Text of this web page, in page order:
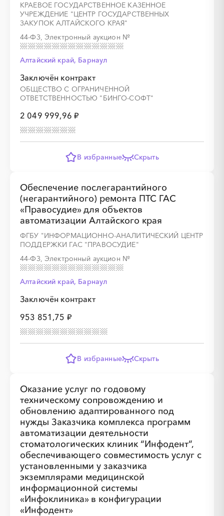
КРАЕВОЕ ГОСУДАРСТВЕННОЕ КАЗЕННОЕ
УЧРЕЖДЕНИЕ "ЦЕНТР ГОСУДАРСТВЕННЫХ
ЗАКУПОК АЛТАЙСКОГО КРАЯ"
44-ФЗ, Электронный аукцион №
Алтайский край, Барнаул
Заключён контракт
ОБЩЕСТВО С ОГРАНИЧЕННОЙ
ОТВЕТСТВЕННОСТЬЮ "БИНГО-СОФТ"
2 049 999,96 ₽
В избранные Скрыть
Обеспечение послегарантийного
(негарантийного) ремонта ПТС ГАС
«Правосудие» для объектов
автоматизации Алтайского края
ФГБУ "ИНФОРМАЦИОННО-АНАЛИТИЧЕСКИЙ ЦЕНТР
ПОДДЕРЖКИ ГАС "ПРАВОСУДИЕ"
44-ФЗ, Электронный аукцион №
Алтайский край, Барнаул
Заключён контракт
953 851,75 ₽
В избранные Скрыть
Оказание услуг по годовому
техническому сопровождению и
обновлению адаптированного под
нужды Заказчика комплекса программ
автоматизации деятельности
стоматологических клиник “Инфодент”,
обеспечивающего совместимость услуг с
установленными у заказчика
экземплярами медицинской
информационной системы
«Инфоклиника» в конфигурации
«Инфодент»